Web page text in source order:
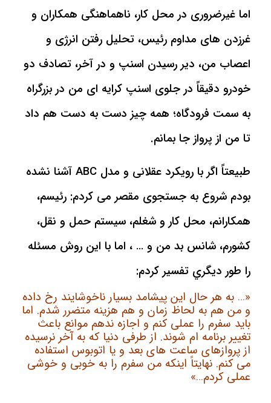
اما غیرضروری در محل کار، ناهماهنگی همکاران و
غرزدن های مداوم رئیس، تحلیل رفتن انرژی و
اعصاب من، دیر رسیدن اسنپ و در آخر، تصادف دو
خودرو دقیقاً در جلوی اسنپ کرایه ای من در بزرگراه
به سمت فرودگاه؛ همه چیز دست به دست هم داد
تا من از پرواز جا بمانم.
طبیعتاً اگر با رویکرد عقلانی و مدل ABC آشنا نشده
بودم شروع به جستجوی مقصر می کردم: رئيسم،
همكارانم، محل كار و شغلم، سیستم حمل و نقل،
كشورم، شانس بد من و … ، اما با اين روش مسئله
را طور ديگري تفسير کردم:
«… به هر حال این پیشامد بسیار ناخوشایند رخ داده
و من هم به لحاظ زمان و هم هزینه متضرر شدم. اما
باید سفرم را عملی کنم و اجازه ندهم موانع باعث
تغییر برنامه ام شوند. از طرفی دنیا که به آخر نرسیده
از پروازهای ساعت های بعد و یا اتوبوس استفاده
می کنم. نهایتاً اینکه من سفرم را به خوبی و خوشی
عملی کردم…»